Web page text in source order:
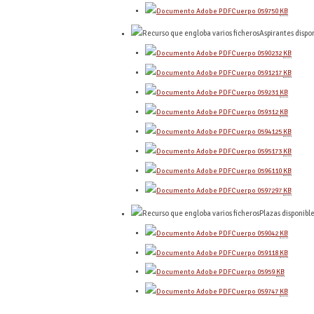
Cuerpo 059750 KB
Aspirantes
Cuerpo 0590232 KB
Cuerpo 0591217 KB
Cuerpo 059231KB
Cuerpo 059312 KB
Cuerpo 0594125 KB
Cuerpo 0595173 KB
Cuerpo 0596110 KB
Cuerpo 0597297 KB
Plazas
Cuerpo 059042 KB
Cuerpo 059118 KB
Cuerpo 05959 KB
Cuerpo 059747 KB